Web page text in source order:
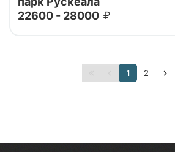
Тур от наших проверенных
тур 2 дня: крепость Корела,
22600 - 28000
1 2